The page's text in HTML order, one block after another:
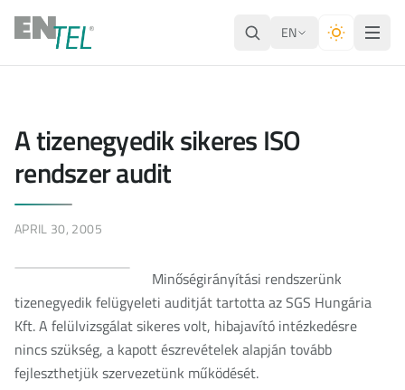
EN
A tizenegyedik sikeres ISO
rendszer audit
APRIL 30, 2005
Minőségirányítási rendszerünk
tizenegyedik felügyeleti auditját tartotta az SGS Hungária
Kft. A felülvizsgálat sikeres volt, hibajavító intézkedésre
nincs szükség, a kapott észrevételek alapján tovább
fejleszthetjük szervezetünk működését.